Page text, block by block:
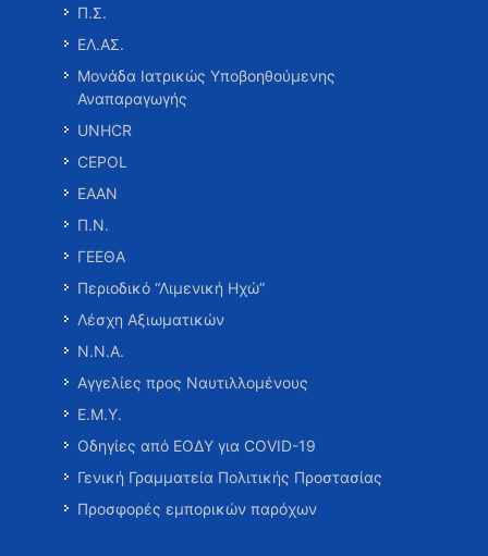
Π.Σ.
ΕΛ.ΑΣ.
Μονάδα Ιατρικώς Υποβοηθούμενης
Αναπαραγωγής
UNHCR
CEPOL
ΕΑΑΝ
Π.Ν.
ΓΕΕΘΑ
Περιοδικό “Λιμενική Ηχώ”
Λέσχη Αξιωματικών
Ν.Ν.Α.
Αγγελίες προς Ναυτιλλομένους
Ε.Μ.Υ.
Οδηγίες από ΕΟΔΥ για COVID-19
Γενική Γραμματεία Πολιτικής Προστασίας
Προσφορές εμπορικών παρόχων